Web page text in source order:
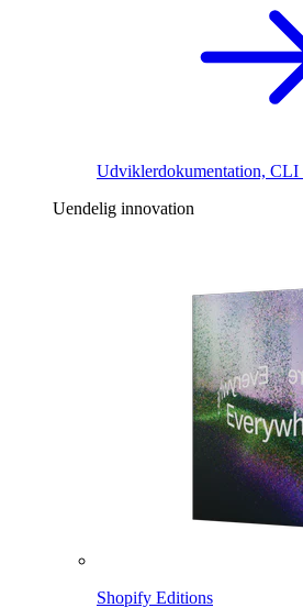
Udviklerdokumentation, CLI
Uendelig innovation
Shopify Editions